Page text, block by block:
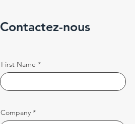
Contactez-nous
First Name
Company